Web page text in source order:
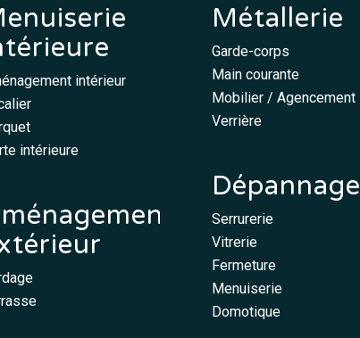
intérieur
intérieure
Métallerie
Garde-corps
Main courante
Mobilier / Agencement
Verrière
Dépannage
Serrurerie
Vitrerie
Fermeture
Menuiserie
Domotique